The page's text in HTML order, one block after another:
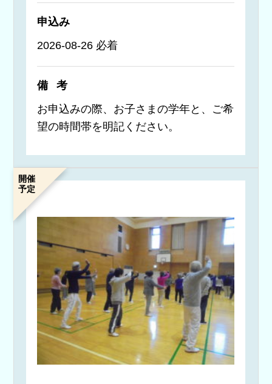
申込み
2026-08-26 必着
備考
お申込みの際、お子さまの学年と、ご希
望の時間帯を明記ください。
開催
予定